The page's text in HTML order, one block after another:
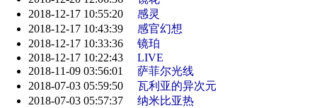
2018-12-17 10:55:20
感灵
2018-12-17 10:43:39
感官幻想
2018-12-17 10:33:36
镜珀
2018-12-17 10:22:43
LIVE
2018-11-09 03:56:01
萨菲尔光线
2018-07-03 05:59:50
瓦利亚的异次元
2018-07-03 05:57:37
纳米比亚热